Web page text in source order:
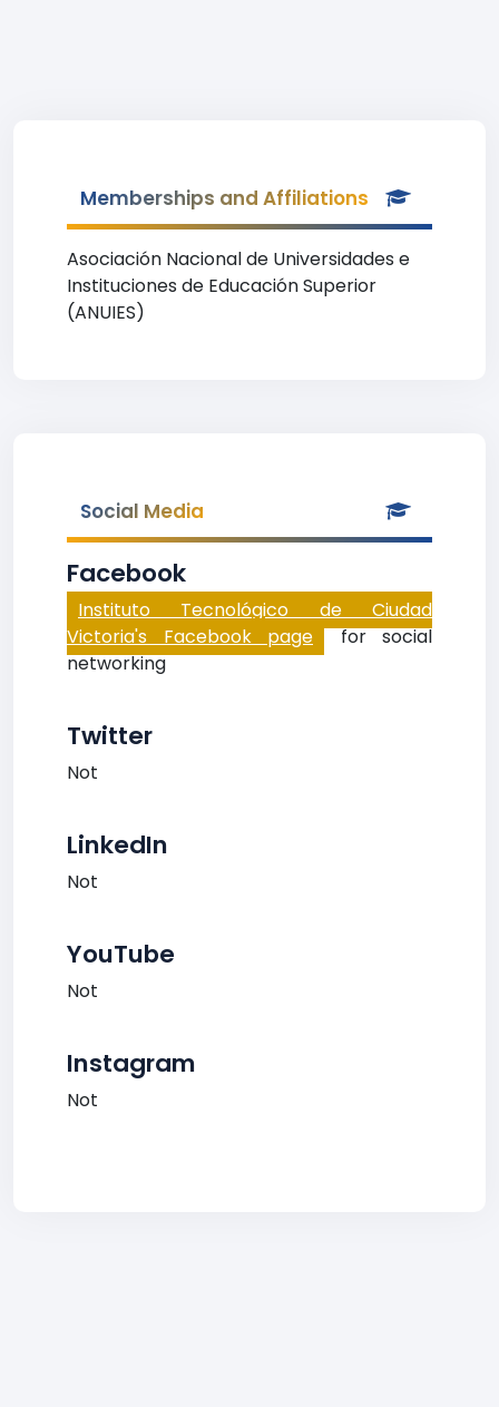
Memberships and Affiliations
Asociación Nacional de Universidades e
Instituciones de Educación Superior
(ANUIES)
Social Media
Facebook
Instituto Tecnológico de Ciudad
Victoria's Facebook page for social
networking
Twitter
Not
LinkedIn
Not
YouTube
Not
Instagram
Not